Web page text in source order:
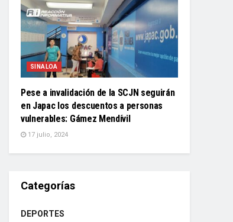
SINALOA
Pese a invalidación de la SCJN seguirán
en Japac los descuentos a personas
vulnerables: Gámez Mendívil
17 julio, 2024
Categorías
DEPORTES